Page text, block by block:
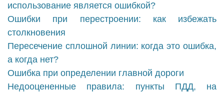
использование является ошибкой?
Ошибки при перестроении: как избежать
столкновения
Пересечение сплошной линии: когда это ошибка,
а когда нет?
Ошибка при определении главной дороги
Недооцененные правила: пункты ПДД, на